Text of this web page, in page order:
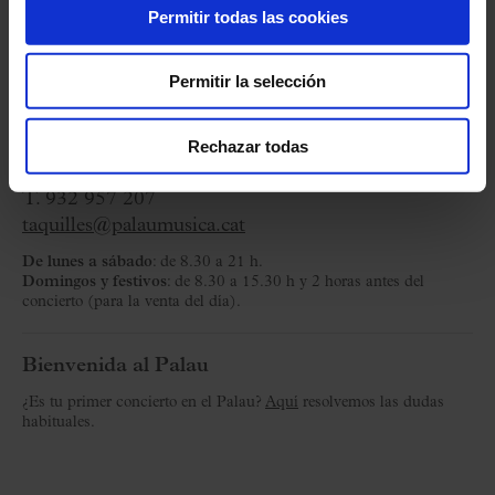
Permitir todas las cookies
Permitir la selección
Rechazar todas
Fundació Orfeó Català-Palau de la
Música
Taquillas
C/ Palau de la Música, 4-6
08003 Barcelona
T. 932 957 207
taquilles@palaumusica.cat
De lunes a sábado: de 8.30 a 21 h.
Domingos y festivos: de 8.30 a 15.30 h y 2 horas antes del
concierto (para la venta del día).
Bienvenida al Palau
¿Es tu primer concierto en el Palau? Aquí resolvemos las dudas
habituales.